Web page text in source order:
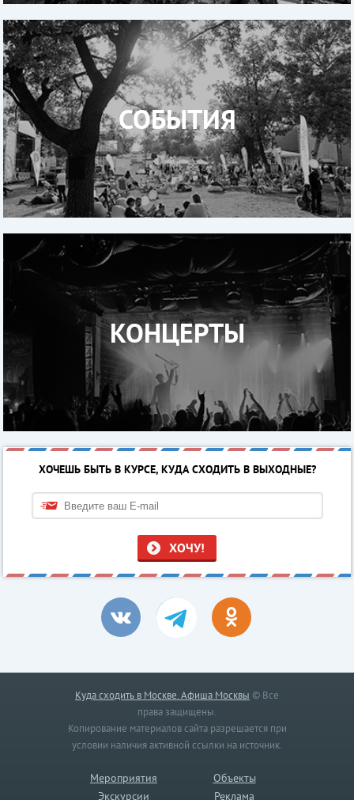
СОБЫТИЯ
КОНЦЕРТЫ
ХОЧЕШЬ БЫТЬ В КУРСЕ, КУДА СХОДИТЬ В ВЫХОДНЫЕ?
ХОЧУ!
Куда сходить в Москве. Афиша Москвы © Все
права защищены.
Копирование материалов сайта разрешается при
условии наличия активной ссылки на источник.
Мероприятия
Объекты
Экскурсии
Реклама